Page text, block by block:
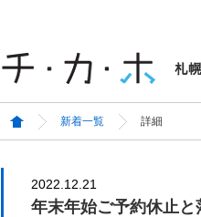
新着一覧 詳細
2022.12.21
年末年始ご予約休止